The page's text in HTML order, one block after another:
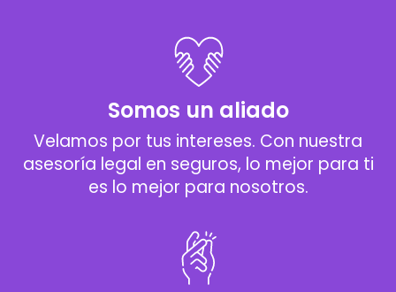
Somos un aliado
Velamos por tus intereses. Con nuestra
asesoría legal en seguros, lo mejor para ti
es lo mejor para nosotros.